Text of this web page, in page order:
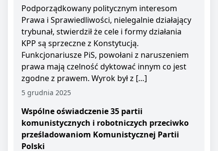
Podporządkowany politycznym interesom
Prawa i Sprawiedliwości, nielegalnie działający
trybunał, stwierdził że cele i formy działania
KPP są sprzeczne z Konstytucją.
Funkcjonariusze PiS, powołani z naruszeniem
prawa mają czelność dyktować innym co jest
zgodne z prawem. Wyrok był z […]
5 grudnia 2025
Wspólne oświadczenie 35 partii
komunistycznych i robotniczych przeciwko
prześladowaniom Komunistycznej Partii
Polski